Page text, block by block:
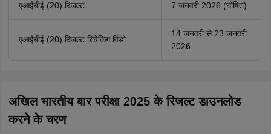
एआईबीई (20) रिजल्ट 7 जनवरी 2026 (घोषित)
एआईबीई (20) रिजल्ट रिचेकिंग विंडो
14 जनवरी से 23 जनवरी
2026
अखिल भारतीय बार परीक्षा 2025 के रिजल्ट डाउनलोड
करने के चरण